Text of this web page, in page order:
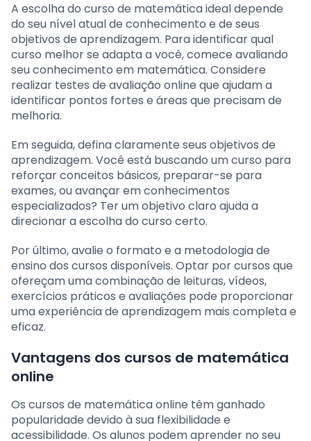
A escolha do curso de matemática ideal depende
do seu nível atual de conhecimento e de seus
objetivos de aprendizagem. Para identificar qual
curso melhor se adapta a você, comece avaliando
seu conhecimento em matemática. Considere
realizar testes de avaliação online que ajudam a
identificar pontos fortes e áreas que precisam de
melhoria.
Em seguida, defina claramente seus objetivos de
aprendizagem. Você está buscando um curso para
reforçar conceitos básicos, preparar-se para
exames, ou avançar em conhecimentos
especializados? Ter um objetivo claro ajuda a
direcionar a escolha do curso certo.
Por último, avalie o formato e a metodologia de
ensino dos cursos disponíveis. Optar por cursos que
ofereçam uma combinação de leituras, vídeos,
exercícios práticos e avaliações pode proporcionar
uma experiência de aprendizagem mais completa e
eficaz.
Vantagens dos cursos de matemática
online
Os cursos de matemática online têm ganhado
popularidade devido à sua flexibilidade e
acessibilidade. Os alunos podem aprender no seu